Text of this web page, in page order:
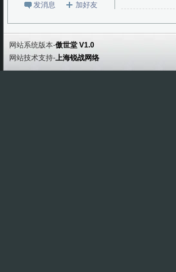
发消息
加好友
网站系统版本-傲世堂 V1.0
网站技术支持-上海锐战网络